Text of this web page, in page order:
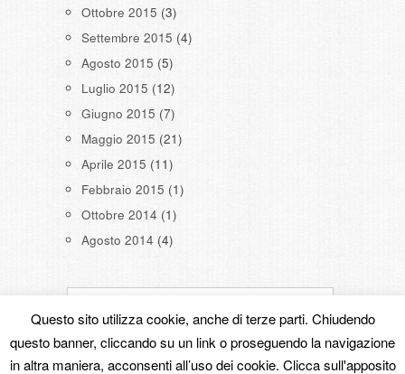
Ottobre 2015 (3)
Settembre 2015 (4)
Agosto 2015 (5)
Luglio 2015 (12)
Giugno 2015 (7)
Maggio 2015 (21)
Aprile 2015 (11)
Febbraio 2015 (1)
Ottobre 2014 (1)
Agosto 2014 (4)
Copyright © 2026
Questo sito utilizza cookie, anche di terze parti. Chiudendo
questo banner, cliccando su un link o proseguendo la navigazione
in altra maniera, acconsenti all’uso dei cookie. Clicca sull'apposito